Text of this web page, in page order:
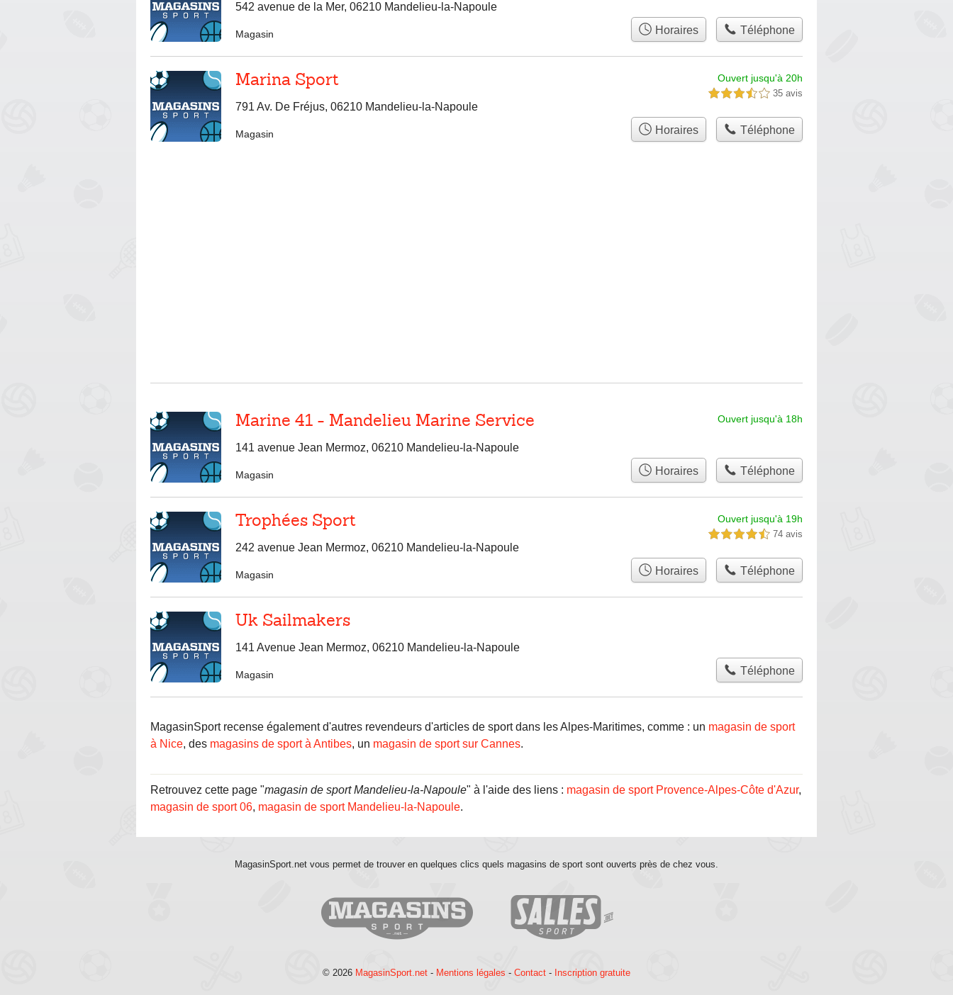
542 avenue de la Mer, 06210 Mandelieu-la-Napoule
Magasin Horaires Téléphone
Marina Sport
791 Av. De Fréjus, 06210 Mandelieu-la-Napoule
Ouvert jusqu'à 20h
3,5 étoiles sur 5 35 avis
Magasin Horaires Téléphone
Marine 41 - Mandelieu Marine Service
141 avenue Jean Mermoz, 06210 Mandelieu-la-Napoule
Ouvert jusqu'à 18h
Magasin Horaires Téléphone
Trophées Sport
242 avenue Jean Mermoz, 06210 Mandelieu-la-Napoule
Ouvert jusqu'à 19h
4,5 étoiles sur 5 74 avis
Magasin Horaires Téléphone
Uk Sailmakers
141 Avenue Jean Mermoz, 06210 Mandelieu-la-Napoule
Magasin Téléphone
MagasinSport recense également d'autres revendeurs d'articles de sport dans les Alpes-Maritimes, comme : un magasin de sport
à Nice, des magasins de sport à Antibes, un magasin de sport sur Cannes.
Retrouvez cette page "magasin de sport Mandelieu-la-Napoule" à l'aide des liens : magasin de sport Provence-Alpes-Côte d'Azur,
magasin de sport 06, magasin de sport Mandelieu-la-Napoule.
MagasinSport.net vous permet de trouver en quelques clics quels magasins de sport sont ouverts près de chez vous.
© 2026 MagasinSport.net - Mentions légales - Contact - Inscription gratuite